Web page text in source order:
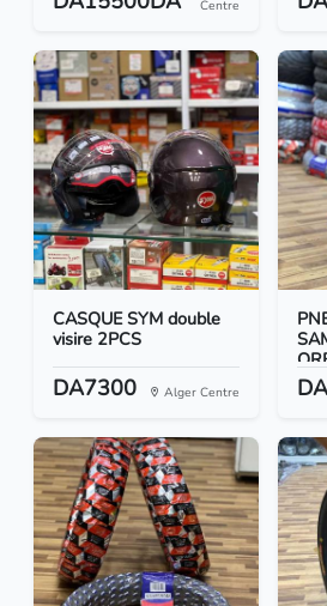
Centre
CASQUE SYM double
visire 2PCS
DA7300 Alger Centre